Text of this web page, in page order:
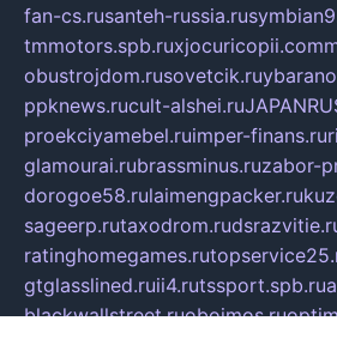
fan-cs.rusanteh-russia.ru
tmmotors.spb.ruxjocuricopii.com
obustrojdom.rusovetcik.ru
ppknews.rucult-alshei.ru
proekciyamebel.ruimper-finans.ru
glamourai.rubrassminus.ruzabor-
dorogoe58.rulaimengpacker.ru
sageerp.rutaxodrom.ru
ratinghomegames.ru
gtglasslined.ruii4.rutssport.spb.ru
blackwallstreet.ruoboimos.ru